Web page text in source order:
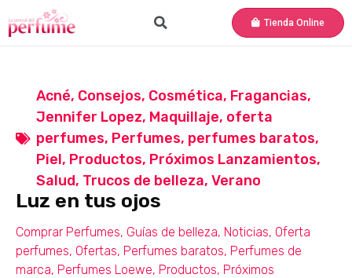
Tienda Online
Acné, Consejos, Cosmética, Fragancias,
Jennifer Lopez, Maquillaje, oferta
perfumes, Perfumes, perfumes baratos,
Piel, Productos, Próximos Lanzamientos,
Salud, Trucos de belleza, Verano
Luz en tus ojos
Comprar Perfumes, Guías de belleza, Noticias, Oferta
perfumes, Ofertas, Perfumes baratos, Perfumes de
marca, Perfumes Loewe, Productos, Próximos